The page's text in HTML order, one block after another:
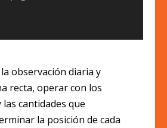
observación diaria y
recta, operar con los
cantidades que
la posición de cada